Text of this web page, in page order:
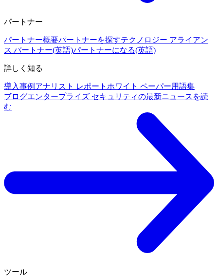
パートナー
パートナー概要パートナーを探すテクノロジー アライアン
ス パートナー(英語)パートナーになる(英語)
詳しく知る
導入事例 アナリスト レポート ホワイト ペーパー用語集
ブログエンタープライズ セキュリティの最新ニュースを読
む
ツール